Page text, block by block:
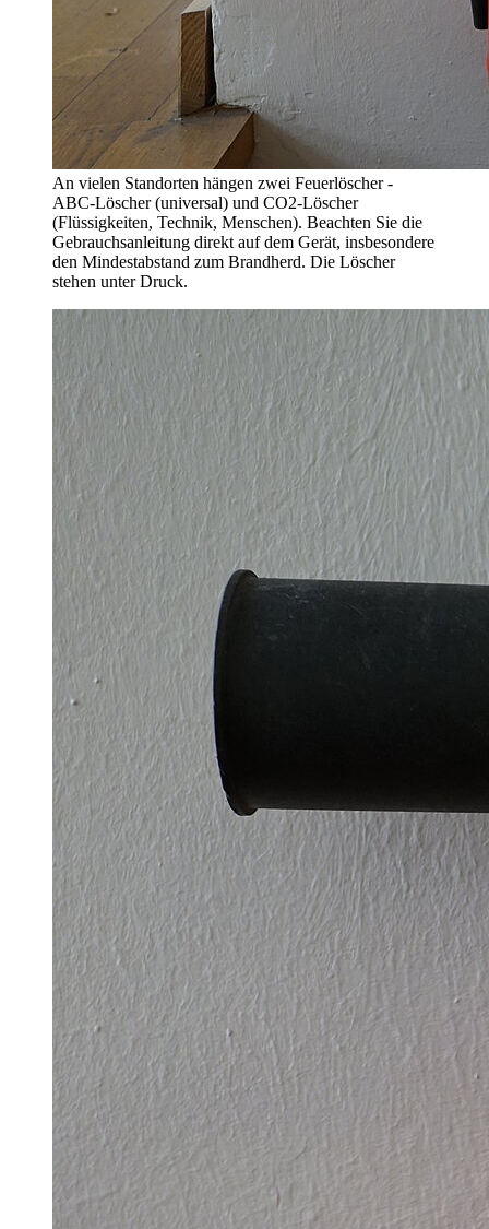
An vielen Standorten hängen zwei Feuerlöscher -
ABC-Löscher (universal) und CO2-Löscher
(Flüssigkeiten, Technik, Menschen). Beachten Sie die
Gebrauchsanleitung direkt auf dem Gerät, insbesondere
den Mindestabstand zum Brandherd. Die Löscher
stehen unter Druck.